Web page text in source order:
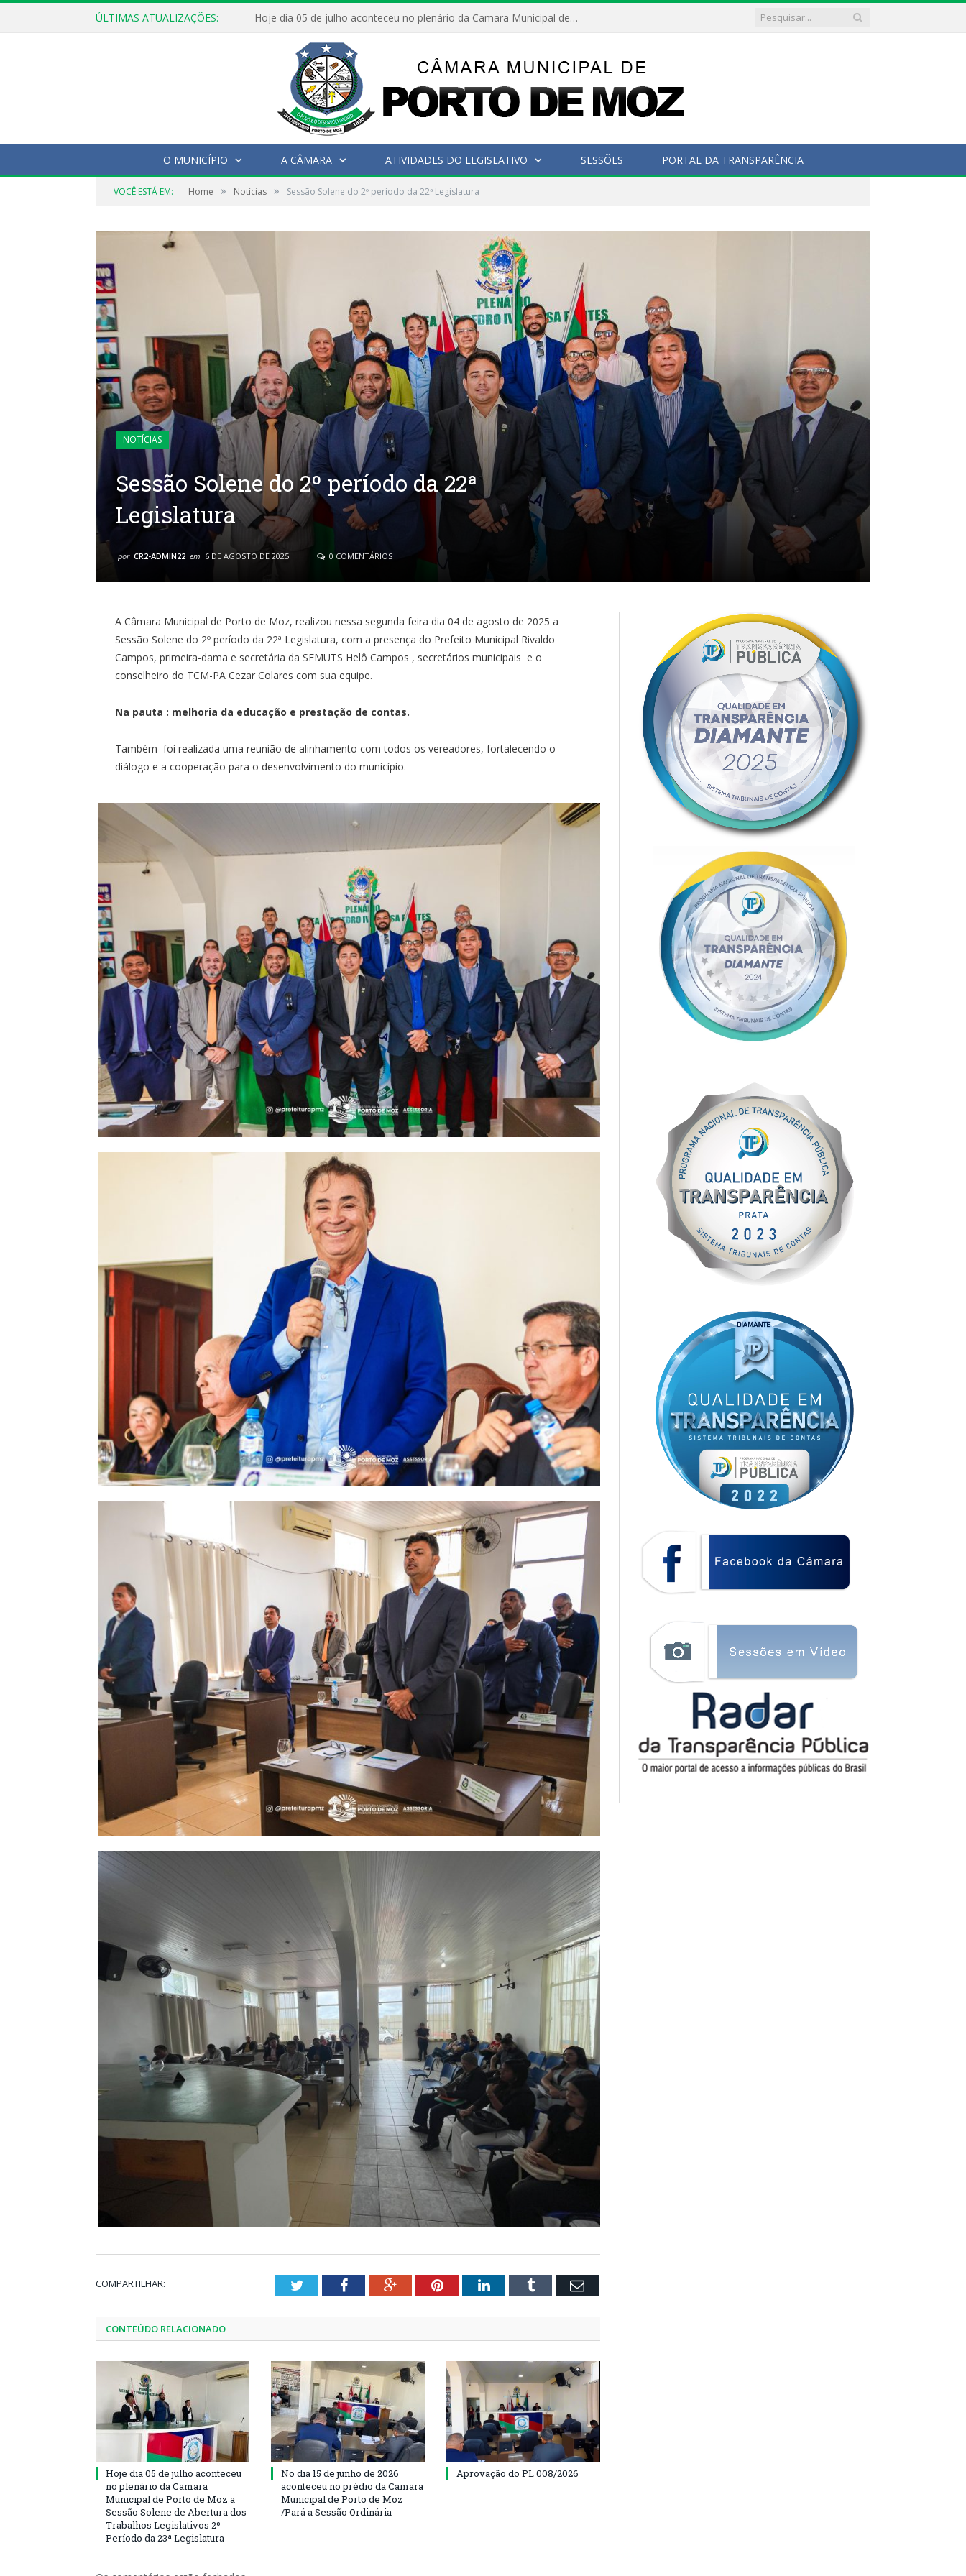
ÚLTIMAS ATUALIZAÇÕES: Hoje dia 05 de julho aconteceu no plenário da Camara Municipal de Porto de Moz a Sessão Solene de Abertura dos Trabalhos Legislativos 2º Período da 23ª Legislatura
O MUNICÍPIO A CÂMARA ATIVIDADES DO LEGISLATIVO SESSÕES PORTAL DA TRANSPARÊNCIA
VOCÊ ESTÁ EM: Home » Notícias » Sessão Solene do 2º período da 22ª Legislatura
NOTÍCIAS
Sessão Solene do 2º período da 22ª
Legislatura
por CR2-ADMIN22 em 6 DE AGOSTO DE 2025 0 COMENTÁRIOS
A Câmara Municipal de Porto de Moz, realizou nessa segunda feira dia 04 de agosto de 2025 a
Sessão Solene do 2º período da 22ª Legislatura, com a presença do Prefeito Municipal Rivaldo
Campos, primeira-dama e secretária da SEMUTS Helô Campos , secretários municipais e o
conselheiro do TCM-PA Cezar Colares com sua equipe.
Na pauta : melhoria da educação e prestação de contas.
Também foi realizada uma reunião de alinhamento com todos os vereadores, fortalecendo o
diálogo e a cooperação para o desenvolvimento do município.
COMPARTILHAR: TwitterFacebookGoogle+PinterestLinkedInTumblr Email
CONTEÚDO RELACIONADO
Hoje dia 05 de julho aconteceu
no plenário da Camara
Municipal de Porto de Moz a
Sessão Solene de Abertura dos
Trabalhos Legislativos 2º
Período da 23ª Legislatura
No dia 15 de junho de 2026
aconteceu no prédio da Camara
Municipal de Porto de Moz
/Pará a Sessão Ordinária
Aprovação do PL 008/2026